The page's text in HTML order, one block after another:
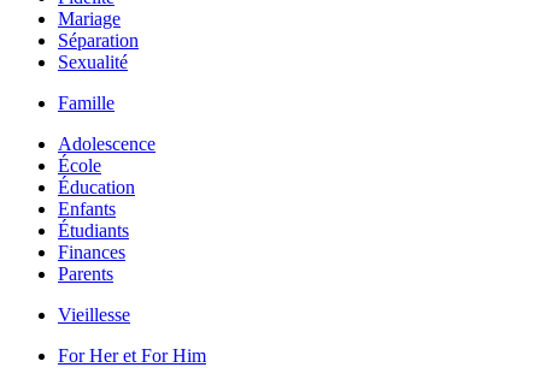
Mariage
Séparation
Sexualité
Famille
Adolescence
École
Éducation
Enfants
Étudiants
Finances
Parents
Vieillesse
For Her et For Him